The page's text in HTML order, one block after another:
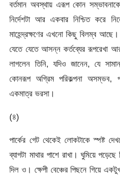
বর্তমান অবস্থায় এরূপ কোন
নির্দেশটা আর একবার নিশ্চিত করে
মাহেন্দ্রক্ষণের এখনো কিছু বিলম্ব
যেতে যেতে আসন্ন কর্তব্যের রূপরেখা
লাগলেন তিনি, যদিও জানেন, যে
কোনরূপ অগ্রিম পরিকল্পনা অসম্ভব,
একমাত্র ভরসা।
(৪)
পার্কের গেট থেকেই লোকটাকে স্পষ্ট
ব্যাগটা মাথার পাশে রাখা। ঘুমিয়ে
দিল ও। ক্ষেপী বেঞ্চের পিছনে গিয়ে